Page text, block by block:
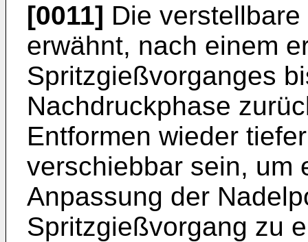
[0011] Die
erwähnt, nach einem
Spritzgießvorganges
Nachdruckphase
Entformen wieder
verschiebbar sein, um
Anpassung der
Spritzgießvorgang zu